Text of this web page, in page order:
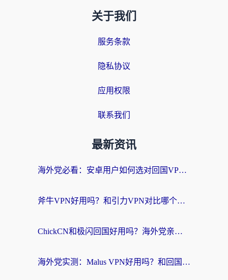
关于我们
服务条款
隐私协议
应用权限
联系我们
最新资讯
海外党必看：安卓用户如何选对回国VPN？从踩坑到无缝访问的全攻略
斧牛VPN好用吗？和引力VPN对比哪个回国效果更好？海外党亲测3款加速器+避坑指南
ChickCN和极闪回国好用吗？海外党亲测3款加速器，教你选对不踩坑
海外党实测：Malus VPN好用吗？和回国VPN对比哪个回国效果更好？附真实体验与加速器推荐